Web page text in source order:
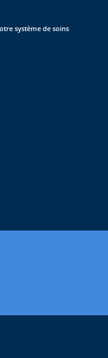
système de soins